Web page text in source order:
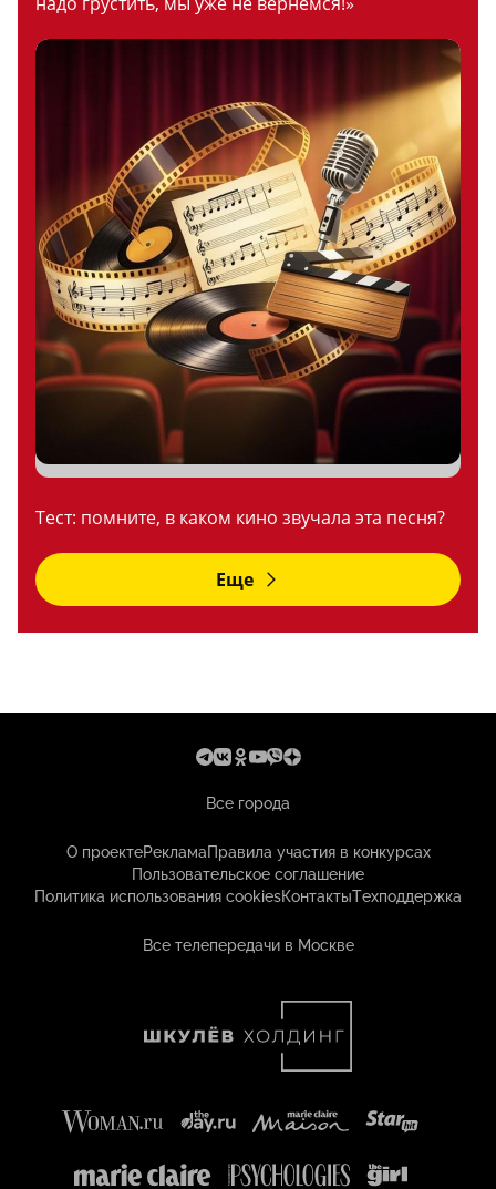
Тест: помните, в каком кино звучала эта песня?
Еще
Все города
О проектеРекламаПравила участия в конкурсах
Пользовательское соглашение
Политика использования cookiesКонтактыТехподдержка
Все телепередачи в Москве